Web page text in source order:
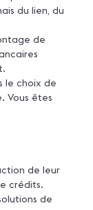
du lien, du
de
le choix de
Vous êtes
de leur
crédits.
de